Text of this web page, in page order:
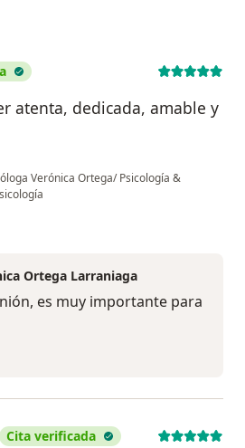
atenta, dedicada, amable y
Verónica Ortega/ Psicología &
Ortega Larraniaga
es muy importante para
Cita verificada